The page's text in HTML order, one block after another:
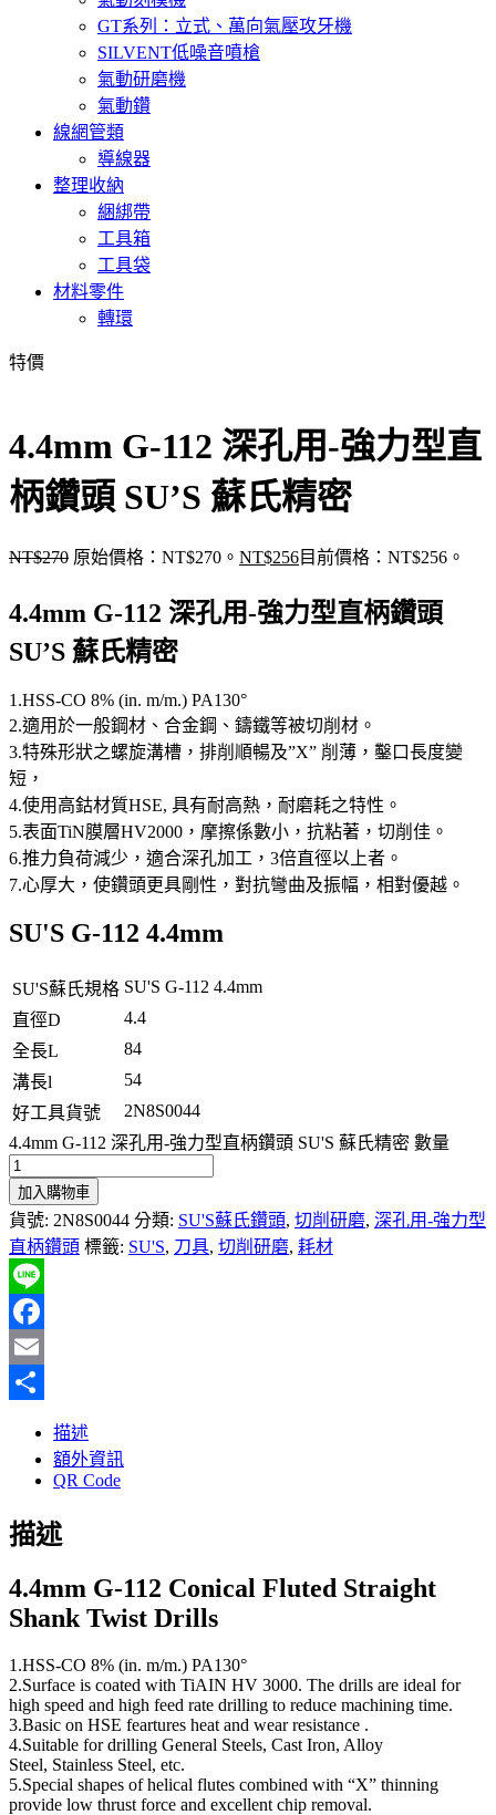
GT系列：立式、萬向氣壓攻牙機
SILVENT低噪音噴槍
氣動研磨機
氣動鑽
線網管類
導線器
整理收納
綑綁帶
工具箱
工具袋
材料零件
轉環
特價
4.4mm G-112 深孔用-強力型直
柄鑽頭 SU’S 蘇氏精密
NT$270 原始價格：NT$270。 NT$256目前價格：NT$256。
4.4mm G-112 深孔用-強力型直柄鑽頭
SU’S 蘇氏精密
1.HSS-CO 8% (in. m/m.) PA130°
2.適用於一般鋼材、合金鋼、鑄鐵等被切削材。
3.特殊形狀之螺旋溝槽，排削順暢及”X” 削薄，鑿口長度變
短，
4.使用高鈷材質HSE, 具有耐高熱，耐磨耗之特性。
5.表面TiN膜層HV2000，摩擦係數小，抗粘著，切削佳。
6.推力負荷減少，適合深孔加工，3倍直徑以上者。
7.心厚大，使鑽頭更具剛性，對抗彎曲及振幅，相對優越。
SU'S G-112 4.4mm
SU'S蘇氏規格 SU'S G-112 4.4mm
直徑D
4.4
全長L
84
溝長l
54
好工具貨號
2N8S0044
4.4mm G-112 深孔用-強力型直柄鑽頭 SU'S 蘇氏精密 數量
加入購物車
貨號: 2N8S0044 分類: SU'S蘇氏鑽頭, 切削研磨, 深孔用-強力型
直柄鑽頭 標籤: SU'S, 刀具, 切削研磨, 耗材
Line
Facebook
Email
描述
額外資訊
QR Code
描述
4.4mm G-112 Conical Fluted Straight
Shank Twist Drills
1.HSS-CO 8% (in. m/m.) PA130°
2.Surface is coated with TiAIN HV 3000. The drills are ideal for
high speed and high feed rate drilling to reduce machining time.
3.Basic on HSE feartures heat and wear resistance .
4.Suitable for drilling General Steels, Cast Iron, Alloy
Steel, Stainless Steel, etc.
5.Special shapes of helical flutes combined with “X” thinning
provide low thrust force and excellent chip removal.